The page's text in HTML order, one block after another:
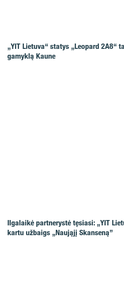
„YIT Lietuva“ statys „Leopard 2A8“
gamyklą Kaune
Ilgalaikė partnerystė tęsiasi: „YIT
kartu užbaigs „Naująjį Skanseną”